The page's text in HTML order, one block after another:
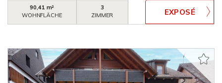
90,41 m²
WOHNFLÄCHE
3
ZIMMER